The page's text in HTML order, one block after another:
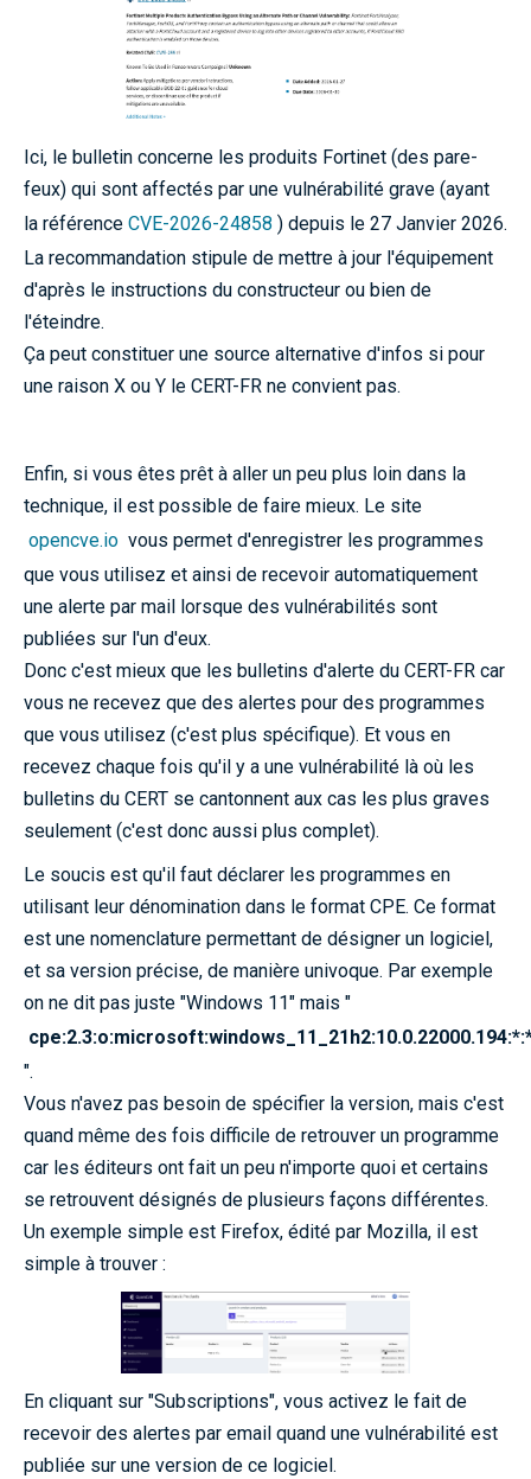
Ici, le bulletin concerne les produits Fortinet (des pare-
feux) qui sont affectés par une vulnérabilité grave (ayant
la référence CVE-2026-24858 ) depuis le 27 Janvier 2026.
La recommandation stipule de mettre à jour l'équipement
d'après le instructions du constructeur ou bien de
l'éteindre.
Ça peut constituer une source alternative d'infos si pour
une raison X ou Y le CERT-FR ne convient pas.
Enfin, si vous êtes prêt à aller un peu plus loin dans la
technique, il est possible de faire mieux. Le site
opencve.io vous permet d'enregistrer les programmes
que vous utilisez et ainsi de recevoir automatiquement
une alerte par mail lorsque des vulnérabilités sont
publiées sur l'un d'eux.
Donc c'est mieux que les bulletins d'alerte du CERT-FR car
vous ne recevez que des alertes pour des programmes
que vous utilisez (c'est plus spécifique). Et vous en
recevez chaque fois qu'il y a une vulnérabilité là où les
bulletins du CERT se cantonnent aux cas les plus graves
seulement (c'est donc aussi plus complet).
Le soucis est qu'il faut déclarer les programmes en
utilisant leur dénomination dans le format CPE. Ce format
est une nomenclature permettant de désigner un logiciel,
et sa version précise, de manière univoque. Par exemple
on ne dit pas juste "Windows 11" mais "
".
Vous n'avez pas besoin de spécifier la version, mais c'est
quand même des fois difficile de retrouver un programme
car les éditeurs ont fait un peu n'importe quoi et certains
se retrouvent désignés de plusieurs façons différentes.
Un exemple simple est Firefox, édité par Mozilla, il est
simple à trouver :
En cliquant sur "Subscriptions", vous activez le fait de
recevoir des alertes par email quand une vulnérabilité est
publiée sur une version de ce logiciel.